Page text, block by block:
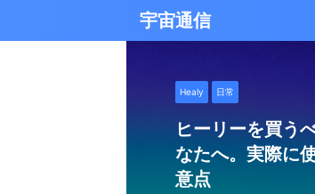
宇宙通信
日常 津留晃一
雨の日の恵み：
雨の音を聞いたことは
く優しい音、屋根を打つ
バシャール
就職は人生の終
らしい道を見つ
激しい花粉と黄砂の季
Healy 日常
ヒーリーを買う
なたへ。実際に
意点
バシャール
エネルギーの法
していました〜
最近、めちゃくちゃ
日常
現実を変える
最近疲れ気味です。 と
結構悩むんですよね。
日常
今、ここにいる
２０２５年あけまして
年もよろしくお願い致し
Healy 日常
もしかしてだけ
調整器）のせい
ちょっと前に 最近ヒー
日常
iPad 第10世代
アマゾンのブラックフ
いましたね。 というこ
Healy 日常
久し振りに
波動調整器につ
久しぶりにHealy（ヒー
日常
大谷さんの通訳
思う
ちょっとびっくりしまし